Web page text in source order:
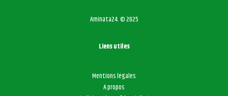
Aminata24. © 2025
Liens utiles
Mentions légales
A propos